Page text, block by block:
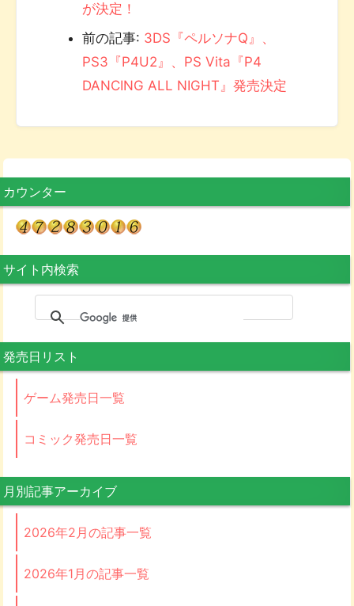
が決定！
前の記事: 3DS『ペルソナQ』、
PS3『P4U2』、PS Vita『P4
DANCING ALL NIGHT』発売決定
カウンター
サイト内検索
発売日リスト
ゲーム発売日一覧
コミック発売日一覧
月別記事アーカイブ
2026年2月の記事一覧
2026年1月の記事一覧